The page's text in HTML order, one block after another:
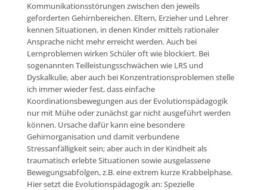
Kommunikationsstörungen zwischen den jeweils
geforderten Gehirnbereichen. Eltern, Erzieher und Lehrer
kennen Situationen, in denen Kinder mittels rationaler
Ansprache nicht mehr erreicht werden. Auch bei
Lernproblemen wirken Schüler oft wie blockiert. Bei
sogenannten Teilleistungsschwächen wie LRS und
Dyskalkulie, aber auch bei Konzentrationsproblemen stelle
ich immer wieder fest, dass einfache
Koordinationsbewegungen aus der Evolutionspädagogik
nur mit Mühe oder zunächst gar nicht ausgeführt werden
können. Ursache dafür kann eine besondere
Gehirnorganisation und damit verbundene
Stressanfälligkeit sein; aber auch in der Kindheit als
traumatisch erlebte Situationen sowie ausgelassene
Bewegungsabfolgen, z.B. eine extrem kurze Krabbelphase.
Hier setzt die Evolutionspädagogik an: Spezielle